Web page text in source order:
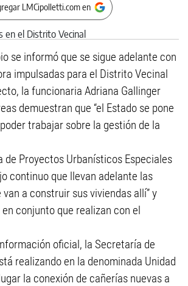
LMCipolletti.com en
se informó que se sigue adelante con
impulsadas para el Distrito Vecinal
la funcionaria Adriana Gallinger
demuestran que “el Estado se pone
trabajar sobre la gestión de la
de Proyectos Urbanísticos Especiales
continuo que llevan adelante las
a construir sus viviendas allí” y
conjunto que realizan con el
oficial, la Secretaría de
realizando en la denominada Unidad
la conexión de cañerías nuevas a